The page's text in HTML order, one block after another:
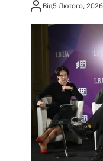
Від5 Лютого, 2026